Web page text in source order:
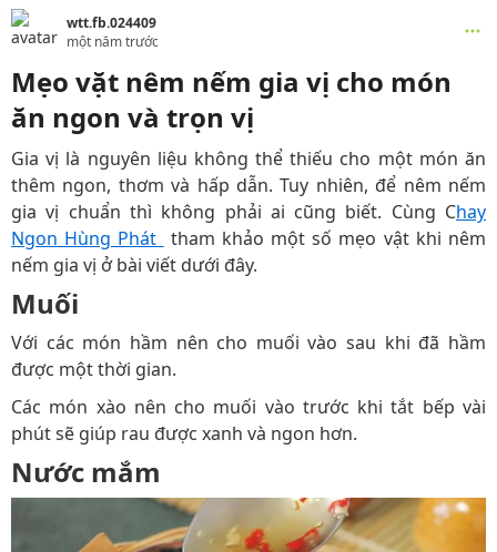
wtt.fb.024409
một năm trước
Mẹo vặt nêm nếm gia vị cho món
ăn ngon và trọn vị
Gia vị là nguyên liệu không thể thiếu cho một món ăn
thêm ngon, thơm và hấp dẫn. Tuy nhiên, để nêm nếm
gia vị chuẩn thì không phải ai cũng biết. Cùng Chay
Ngon Hùng Phát tham khảo một số mẹo vật khi nêm
nếm gia vị ở bài viết dưới đây.
Muối
Với các món hầm nên cho muối vào sau khi đã hầm
được một thời gian.
Các món xào nên cho muối vào trước khi tắt bếp vài
phút sẽ giúp rau được xanh và ngon hơn.
Nước mắm